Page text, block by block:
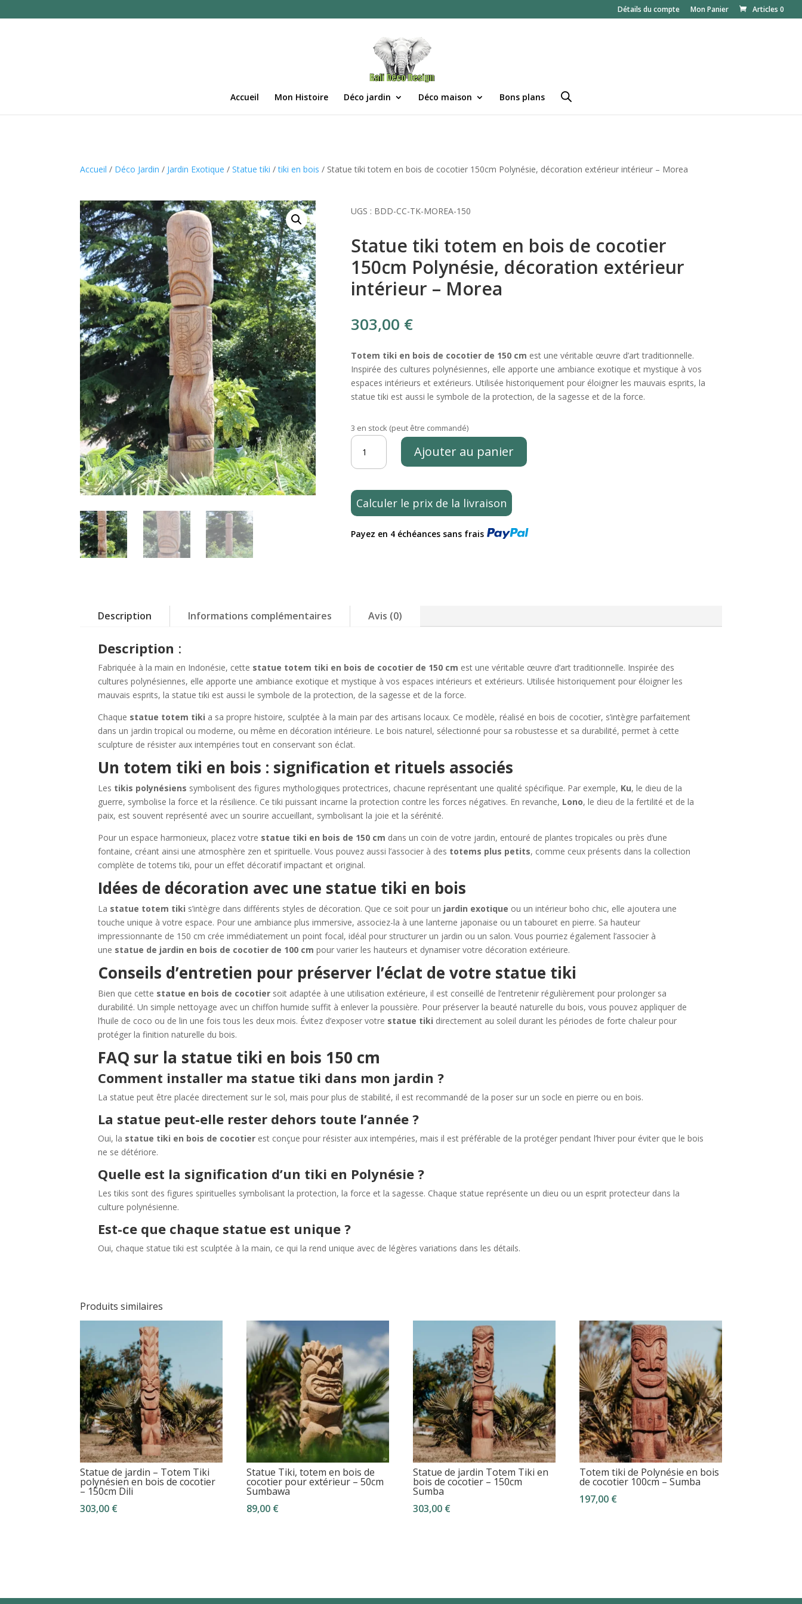
Détails du compte Mon Panier Articles 0
Accueil Mon Histoire Déco jardin Déco maison Bons plans
Accueil / Déco Jardin / Jardin Exotique /Statue tiki /tiki en bois / Statue tiki totem en bois de cocotier 150cm Polynésie, décoration extérieur intérieur – Morea
UGS : BDD-CC-TK-MOREA-150
Statue tiki totem en bois de cocotier
150cm Polynésie, décoration extérieur
intérieur – Morea
303,00 €
Totem tiki en bois de cocotier de 150 cm est une véritable œuvre d’art traditionnelle.
Inspirée des cultures polynésiennes, elle apporte une ambiance exotique et mystique à vos
espaces intérieurs et extérieurs. Utilisée historiquement pour éloigner les mauvais esprits, la
statue tiki est aussi le symbole de la protection, de la sagesse et de la force.
3 en stock (peut être commandé)
quantité
Statue
totem
en
de
intérieur
Ajouter au panier
Calculer le prix de la livraison
Payez en 4 échéances sans frais
Description Informations complémentaires Avis (0)
Description :
Fabriquée à la main en Indonésie, cette statue totem tiki en bois de cocotier de 150 cm est une véritable œuvre d’art traditionnelle. Inspirée des
cultures polynésiennes, elle apporte une ambiance exotique et mystique à vos espaces intérieurs et extérieurs. Utilisée historiquement pour éloigner les
mauvais esprits, la statue tiki est aussi le symbole de la protection, de la sagesse et de la force.
Chaque statue totem tiki a sa propre histoire, sculptée à la main par des artisans locaux. Ce modèle, réalisé en bois de cocotier, s’intègre parfaitement
dans un jardin tropical ou moderne, ou même en décoration intérieure. Le bois naturel, sélectionné pour sa robustesse et sa durabilité, permet à cette
sculpture de résister aux intempéries tout en conservant son éclat.
Un totem tiki en bois : signification et rituels associés
Les tikis polynésiens symbolisent des figures mythologiques protectrices, chacune représentant une qualité spécifique. Par exemple, Ku, le dieu de la
guerre, symbolise la force et la résilience. Ce tiki puissant incarne la protection contre les forces négatives. En revanche, Lono, le dieu de la fertilité et de la
paix, est souvent représenté avec un sourire accueillant, symbolisant la joie et la sérénité.
Pour un espace harmonieux, placez votre statue tiki en bois de 150 cm dans un coin de votre jardin, entouré de plantes tropicales ou près d’une
fontaine, créant ainsi une atmosphère zen et spirituelle. Vous pouvez aussi l’associer à des totems plus petits, comme ceux présents dans la collection
complète de totems tiki, pour un effet décoratif impactant et original.
Idées de décoration avec une statue tiki en bois
La statue totem tiki s’intègre dans différents styles de décoration. Que ce soit pour un jardin exotique ou un intérieur boho chic, elle ajoutera une
touche unique à votre espace. Pour une ambiance plus immersive, associez-la à une lanterne japonaise ou un tabouret en pierre. Sa hauteur
impressionnante de 150 cm crée immédiatement un point focal, idéal pour structurer un jardin ou un salon. Vous pourriez également l’associer à
une statue de jardin en bois de cocotier de 100 cm pour varier les hauteurs et dynamiser votre décoration extérieure.
Conseils d’entretien pour préserver l’éclat de votre statue tiki
Bien que cette statue en bois de cocotier soit adaptée à une utilisation extérieure, il est conseillé de l’entretenir régulièrement pour prolonger sa
durabilité. Un simple nettoyage avec un chiffon humide suffit à enlever la poussière. Pour préserver la beauté naturelle du bois, vous pouvez appliquer de
l’huile de coco ou de lin une fois tous les deux mois. Évitez d’exposer votre statue tiki directement au soleil durant les périodes de forte chaleur pour
protéger la finition naturelle du bois.
FAQ sur la statue tiki en bois 150 cm
Comment installer ma statue tiki dans mon jardin ?
La statue peut être placée directement sur le sol, mais pour plus de stabilité, il est recommandé de la poser sur un socle en pierre ou en bois.
La statue peut-elle rester dehors toute l’année ?
Oui, la statue tiki en bois de cocotier est conçue pour résister aux intempéries, mais il est préférable de la protéger pendant l’hiver pour éviter que le bois
ne se détériore.
Quelle est la signification d’un tiki en Polynésie ?
Les tikis sont des figures spirituelles symbolisant la protection, la force et la sagesse. Chaque statue représente un dieu ou un esprit protecteur dans la
culture polynésienne.
Est-ce que chaque statue est unique ?
Oui, chaque statue tiki est sculptée à la main, ce qui la rend unique avec de légères variations dans les détails.
Produits similaires
Statue de jardin – Totem Tiki
polynésien en bois de cocotier
– 150cm Dili
303,00 €
Statue Tiki, totem en bois de
cocotier pour extérieur – 50cm
Sumbawa
89,00 €
Statue de jardin Totem Tiki en
bois de cocotier – 150cm
Sumba
303,00 €
Totem tiki de Polynésie en bois
de cocotier 100cm – Sumba
197,00 €